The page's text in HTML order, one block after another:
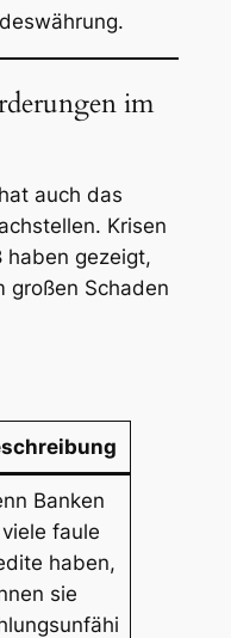
im
auch das
Krisen
haben gezeigt,
großen Schaden
Banken
faule
haben,
sie